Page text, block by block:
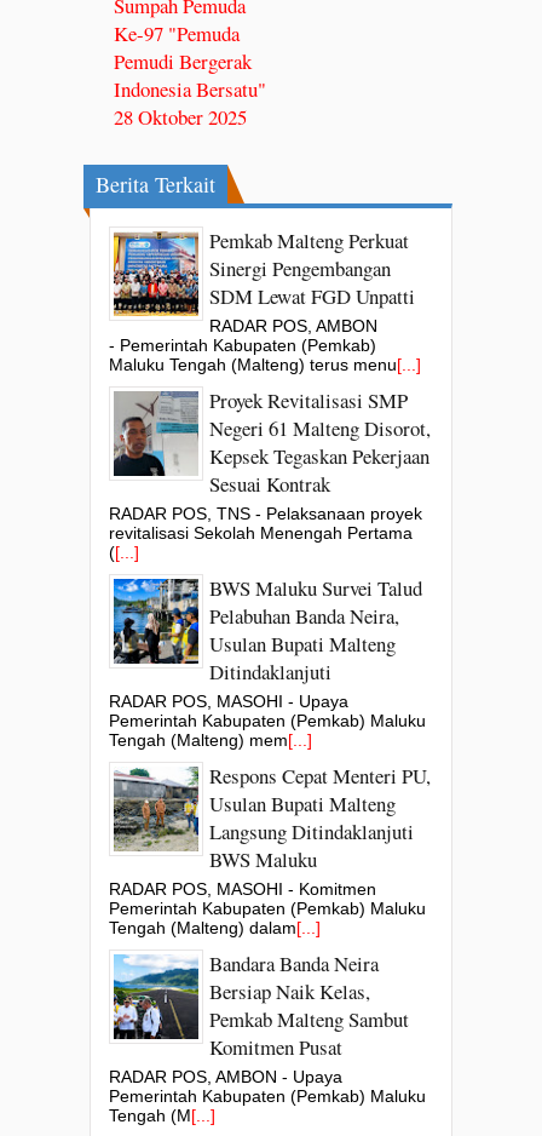
Ke-97 "Pemuda
Pemudi Bergerak
Indonesia Bersatu"
28 Oktober 2025
Berita Terkait
Pemkab Malteng Perkuat
Sinergi Pengembangan
SDM Lewat FGD Unpatti
RADAR POS, AMBON
- Pemerintah Kabupaten (Pemkab)
Maluku Tengah (Malteng) terus menu[...]
Proyek Revitalisasi SMP
Negeri 61 Malteng Disorot,
Kepsek Tegaskan Pekerjaan
Sesuai Kontrak
RADAR POS, TNS - Pelaksanaan proyek
revitalisasi Sekolah Menengah Pertama
([...]
BWS Maluku Survei Talud
Pelabuhan Banda Neira,
Usulan Bupati Malteng
Ditindaklanjuti
RADAR POS, MASOHI - Upaya
Pemerintah Kabupaten (Pemkab) Maluku
Tengah (Malteng) mem[...]
Respons Cepat Menteri PU,
Usulan Bupati Malteng
Langsung Ditindaklanjuti
BWS Maluku
RADAR POS, MASOHI - Komitmen
Pemerintah Kabupaten (Pemkab) Maluku
Tengah (Malteng) dalam[...]
Bandara Banda Neira
Bersiap Naik Kelas,
Pemkab Malteng Sambut
Komitmen Pusat
RADAR POS, AMBON - Upaya
Pemerintah Kabupaten (Pemkab) Maluku
Tengah (M[...]